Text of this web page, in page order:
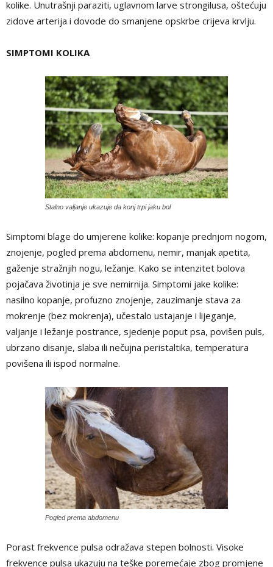
kolike. Unutrašnji paraziti, uglavnom larve strongilusa, oštećuju
zidove arterija i dovode do smanjene opskrbe crijeva krvlju.
SIMPTOMI KOLIKA
Stalno valjanje ukazuje da konj trpi jaku bol
Simptomi blage do umjerene kolike: kopanje prednjom nogom,
znojenje, pogled prema abdomenu, nemir, manjak apetita,
gaženje stražnjih nogu, ležanje. Kako se intenzitet bolova
pojačava životinja je sve nemirnija. Simptomi jake kolike:
nasilno kopanje, profuzno znojenje, zauzimanje stava za
mokrenje (bez mokrenja), učestalo ustajanje i lijeganje,
valjanje i ležanje postrance, sjedenje poput psa, povišen puls,
ubrzano disanje, slaba ili nečujna peristaltika, temperatura
povišena ili ispod normalne.
Pogled prema abdomenu
Porast frekvence pulsa odražava stepen bolnosti. Visoke
frekvence pulsa ukazuju na teške poremećaje zbog promjene